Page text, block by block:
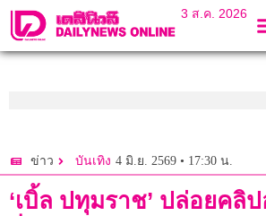
3 ส.ค. 2026
ข่าว บันเทิง 4 มิ.ย. 2569 • 17:30 น.
‘เบิ้ล ปทุมราช’ ปล่อยคลิ